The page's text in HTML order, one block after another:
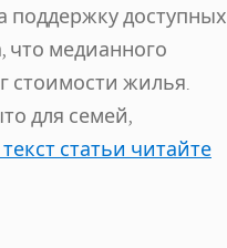
поддержку доступных
что медианного
стоимости жилья.
для семей,
статьи читайте